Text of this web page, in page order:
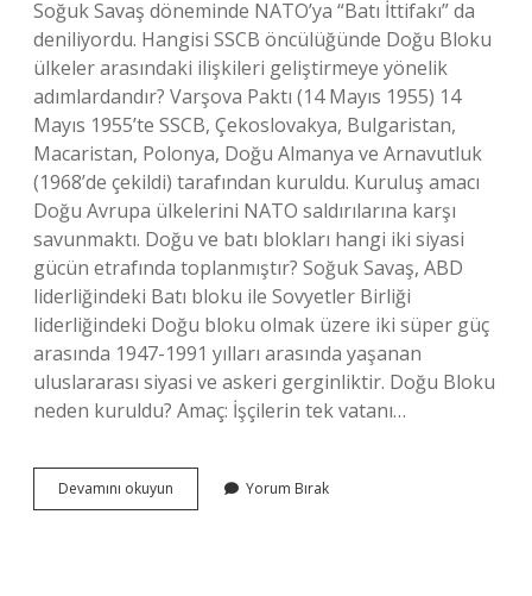
Soğuk Savaş döneminde NATO’ya “Batı İttifakı” da
deniliyordu. Hangisi SSCB öncülüğünde Doğu Bloku
ülkeler arasındaki ilişkileri geliştirmeye yönelik
adımlardandır? Varşova Paktı (14 Mayıs 1955) 14
Mayıs 1955’te SSCB, Çekoslovakya, Bulgaristan,
Macaristan, Polonya, Doğu Almanya ve Arnavutluk
(1968’de çekildi) tarafından kuruldu. Kuruluş amacı
Doğu Avrupa ülkelerini NATO saldırılarına karşı
savunmaktı. Doğu ve batı blokları hangi iki siyasi
gücün etrafında toplanmıştır? Soğuk Savaş, ABD
liderliğindeki Batı bloku ile Sovyetler Birliği
liderliğindeki Doğu bloku olmak üzere iki süper güç
arasında 1947-1991 yılları arasında yaşanan
uluslararası siyasi ve askeri gerginliktir. Doğu Bloku
neden kuruldu? Amaç: İşçilerin tek vatanı…
Devamını okuyun
Kuruluşta
Yorum Bırak